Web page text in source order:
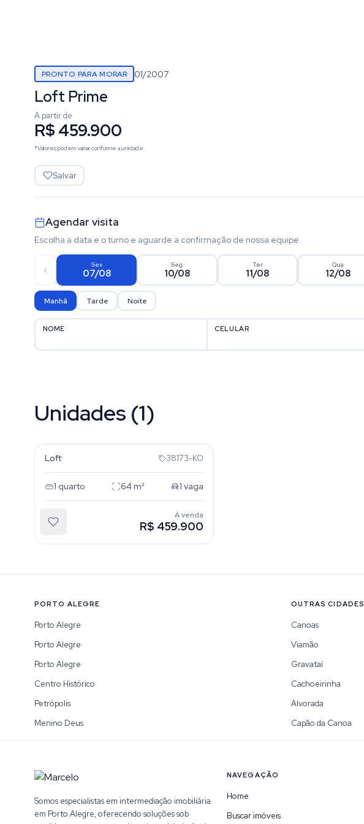
PRONTO PARA MORAR 01/2007
Loft Prime
A partir de
R$ 459.900
*Valores podem variar conforme a unidade.
Salvar
Agendar visita
Escolha a data e o turno e aguarde a confirmação de nossa equipe.
Sex
07/08
Seg
10/08
Ter
11/08
Qua
12/08
Manhã Tarde Noite
NOME CELULAR
Unidades (1)
Loft 38173-KO
1 quarto 64 m² 1 vaga
À venda
R$ 459.900
PORTO ALEGRE
Porto Alegre
Porto Alegre
Porto Alegre
Centro Histórico
Petrópolis
Menino Deus
OUTRAS CIDADES
Canoas
Viamão
Gravataí
Cachoeirinha
Alvorada
Capão da Canoa
Somos especialistas em intermediação imobiliária
em Porto Alegre, oferecendo soluções sob
NAVEGAÇÃO
Home
Buscar imóveis